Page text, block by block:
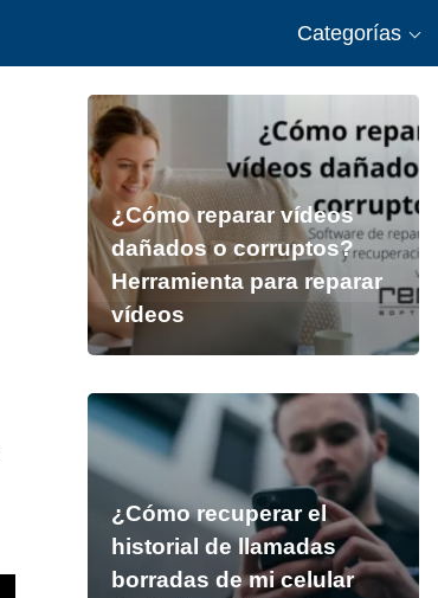
Categorías
¿Cómo reparar vídeos
dañados o corruptos?
Herramienta para reparar
vídeos
¿Cómo recuperar el
historial de llamadas
borradas de mi celular